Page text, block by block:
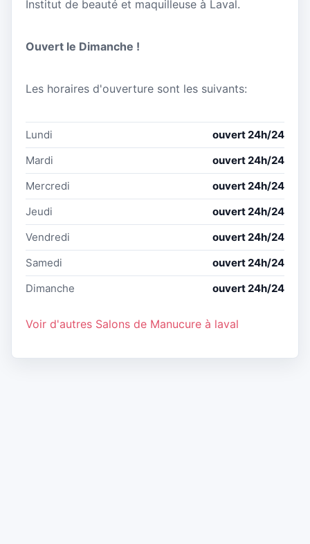
Institut de beauté et maquilleuse à Laval.
Ouvert le Dimanche !
Les horaires d'ouverture sont les suivants:
Lundi
ouvert 24h/24
Mardi
ouvert 24h/24
Mercredi
ouvert 24h/24
Jeudi
ouvert 24h/24
Vendredi
ouvert 24h/24
Samedi
ouvert 24h/24
Dimanche
ouvert 24h/24
Voir d'autres Salons de Manucure à laval